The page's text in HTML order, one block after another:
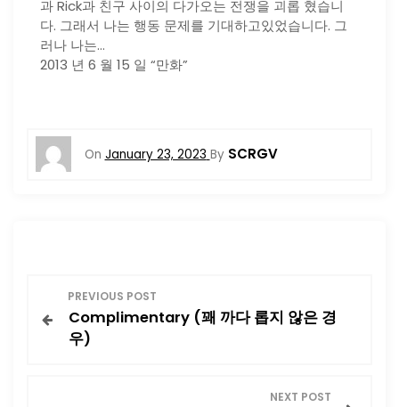
과 Rick과 친구 사이의 다가오는 전쟁을 괴롭 혔습니
다. 그래서 나는 행동 문제를 기대하고있었습니다. 그
러나 나는…
2013 년 6 월 15 일 “만화”
On January 23, 2023 By SCRGV
o
PREVIOUS POST
Complimentary (꽤 까다 롭지 않은 경
우)
NEXT POST